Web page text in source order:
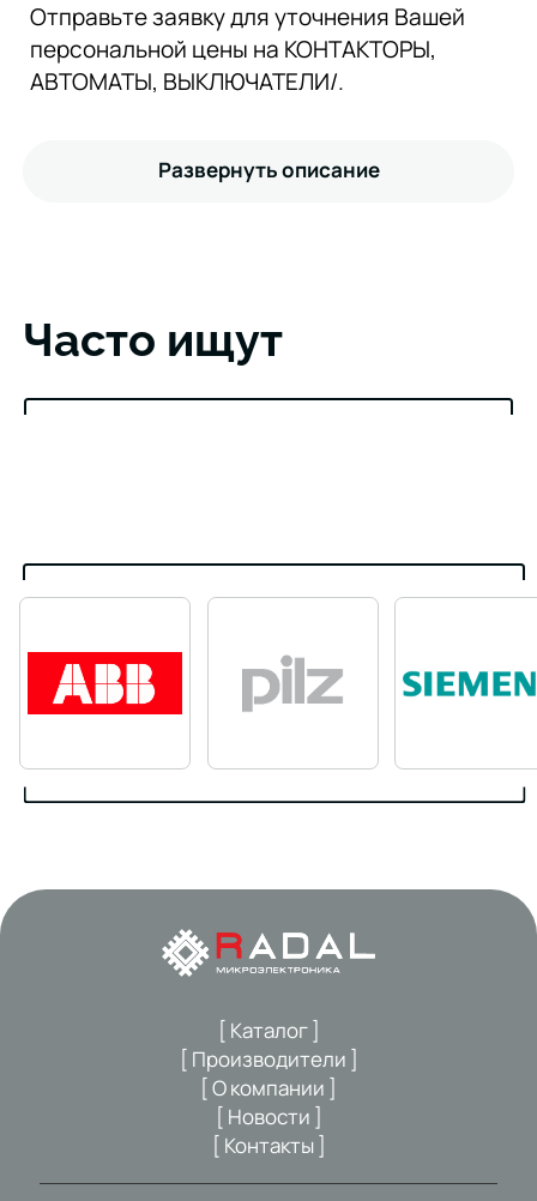
Отправьте заявку для уточнения Вашей
персональной цены на КОНТАКТОРЫ,
АВТОМАТЫ, ВЫКЛЮЧАТЕЛИ/.
Развернуть описание
Часто ищут
[ Каталог ]
[ Производители ]
[ О компании ]
[ Новости ]
[ Контакты ]